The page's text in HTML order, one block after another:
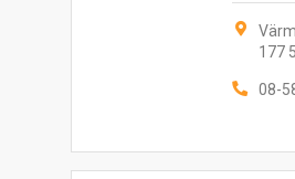
177
08-